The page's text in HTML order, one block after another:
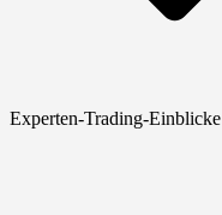
Experten-Trading-Einblicke